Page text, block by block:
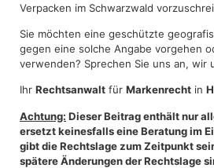
Verpacken im Schwarzwald
Sie möchten eine geschützte
gegen eine solche Angabe vorgehen
verwenden? Sprechen Sie uns an, wir
Ihr Rechtsanwalt für Markenrecht in
Achtung: Dieser Beitrag enthält nur
ersetzt keinesfalls eine Beratung im
gibt die Rechtslage zum Zeitpunkt
spätere Änderungen der Rechtslage